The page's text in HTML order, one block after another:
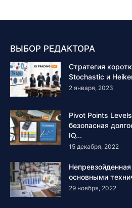
ВЫБОР РЕДАКТОРА
Стратегия
Stochastic и
2 января, 2023
Pivot Points
безопасная
IQ...
15 декабря, 2022
основными
29 ноября, 2022